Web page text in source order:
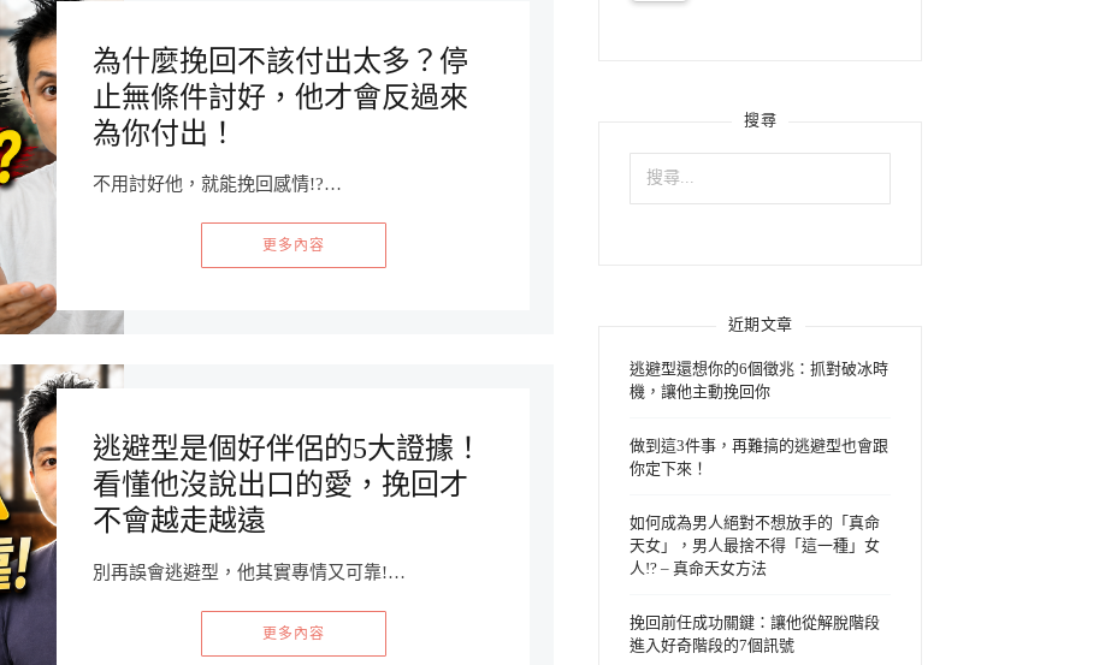
為什麼挽回不該付出太多？停
止無條件討好，他才會反過來
為你付出！
不用討好他，就能挽回感情!?…
更多內容
逃避型是個好伴侶的5大證據！
看懂他沒說出口的愛，挽回才
不會越走越遠
別再誤會逃避型，他其實專情又可靠!…
更多內容
搜尋
搜
鍵
近期文章
逃避型還想你的6個徵兆：抓對破冰時
機，讓他主動挽回你
做到這3件事，再難搞的逃避型也會跟
你定下來！
如何成為男人絕對不想放手的「真命
天女」，男人最捨不得「這一種」女
人!? – 真命天女方法
挽回前任成功關鍵：讓他從解脫階段
進入好奇階段的7個訊號